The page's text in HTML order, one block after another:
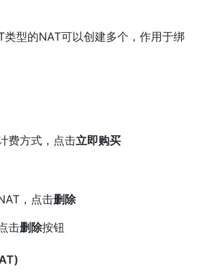
类型的NAT可以创建多个，作用于绑
费方式，点击立即购买
，点击删除
击删除按钮